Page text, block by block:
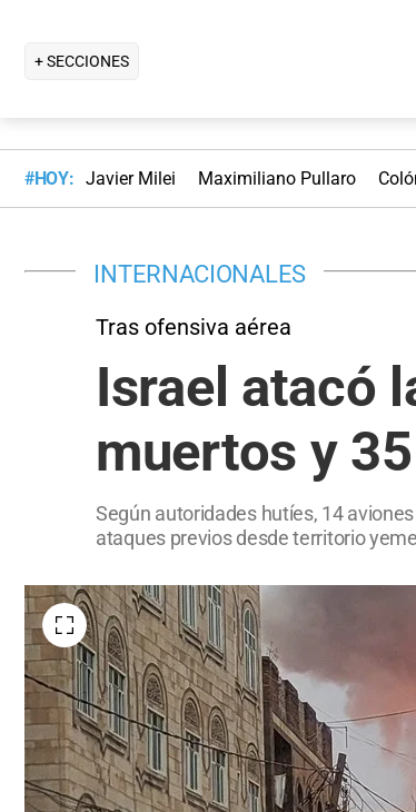
+ SECCIONES
#HOY: Javier Milei Maximiliano Pullaro
INTERNACIONALES
Tras ofensiva aérea
Israel atacó
muertos y
Según autoridades hutíes, 14
ataques previos desde territorio